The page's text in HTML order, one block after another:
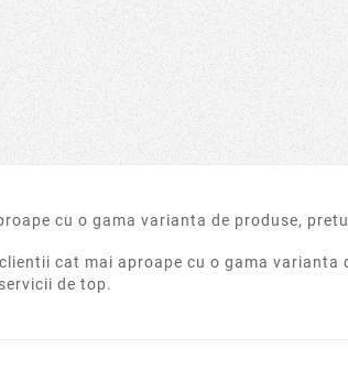
cat mai aproape cu o gama varianta
de top.